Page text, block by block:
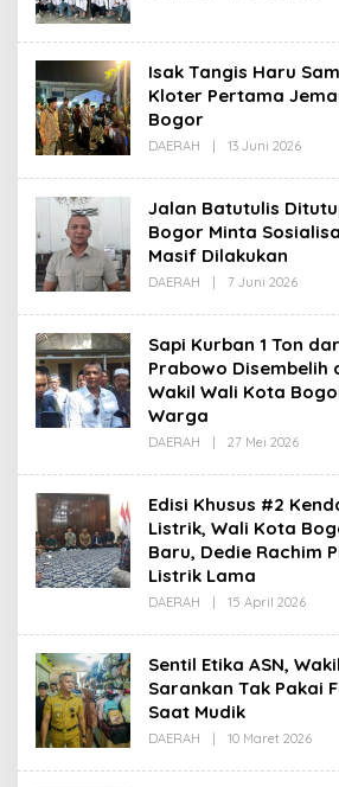
Isak Tangis Haru
Kloter Pertama
Bogor
DAERAH 13 Juni 2026Oleh
Jalan Batutulis
Bogor Minta
Masif Dilakukan
DAERAH 7 Juni 2026Oleh
Sapi Kurban 1 Ton
Prabowo Disembelih
Wakil Wali Kota
Warga
DAERAH 27 Mei 2026Oleh
Edisi Khusus #2
Listrik, Wali Kota
Baru, Dedie Rachim
Listrik Lama
DAERAH 15 April 2026Oleh
Sentil Etika ASN,
Sarankan Tak Pakai
Saat Mudik
DAERAH 10 Maret 2026Oleh